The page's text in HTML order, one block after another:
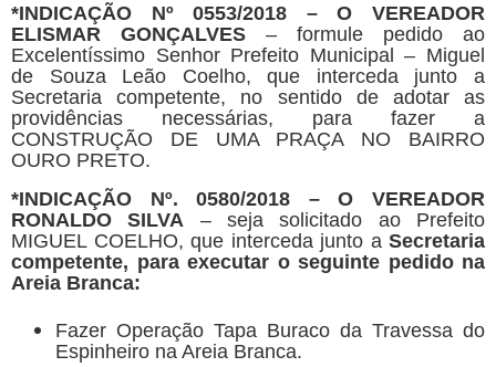
*INDICAÇÃO Nº 0553/2018 –O VEREADOR
ELISMAR GONÇALVES – formule pedido ao
Excelentíssimo Senhor Prefeito Municipal – Miguel
de Souza Leão Coelho, que interceda junto a
Secretaria competente, no sentido de adotar as
providências necessárias, para fazer a
CONSTRUÇÃO DE UMA PRAÇA NO BAIRRO
OURO PRETO.
*INDICAÇÃO Nº. 0580/2018 – O VEREADOR
RONALDO SILVA – seja solicitado ao Prefeito
MIGUEL COELHO, que interceda junto a Secretaria
competente, para executar o seguinte pedido na
Areia Branca:
Fazer Operação Tapa Buraco da Travessa do
Espinheiro na Areia Branca.